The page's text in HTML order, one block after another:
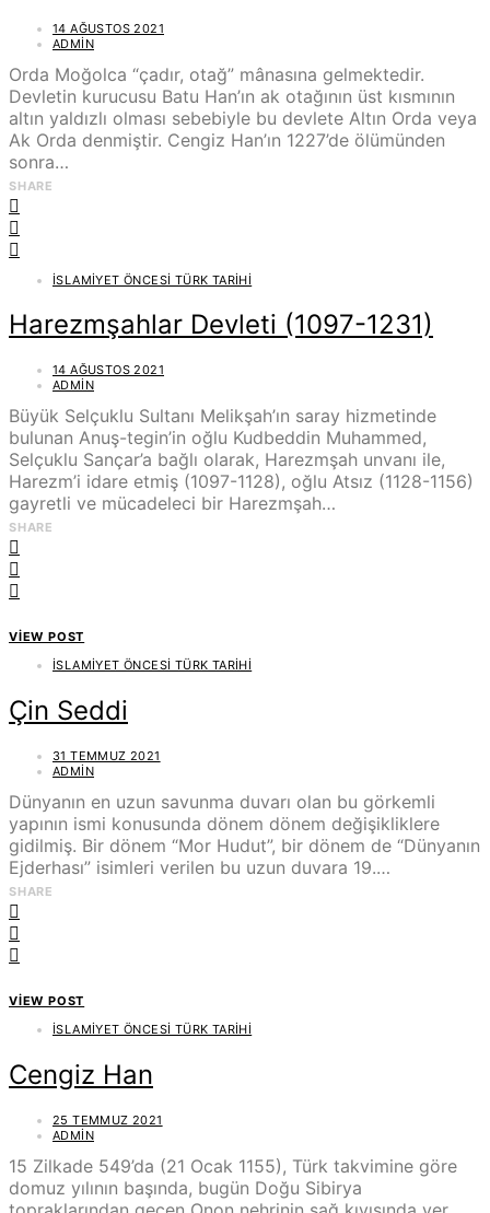
14 AĞUSTOS 2021
ADMIN
Orda Moğolca “çadır, otağ” mânasına gelmektedir.
Devletin kurucusu Batu Han’ın ak otağının üst kısmının
altın yaldızlı olması sebebiyle bu devlete Altın Orda veya
Ak Orda denmiştir. Cengiz Han’ın 1227’de ölümünden
sonra…
SHARE
İSLAMIYET ÖNCESI TÜRK TARIHI
Harezmşahlar Devleti (1097-1231)
14 AĞUSTOS 2021
ADMIN
Büyük Selçuklu Sultanı Melikşah’ın saray hizmetinde
bulunan Anuş-tegin’in oğlu Kudbeddin Muhammed,
Selçuklu Sançar’a bağlı olarak, Harezmşah unvanı ile,
Harezm’i idare etmiş (1097-1128), oğlu Atsız (1128-1156)
gayretli ve mücadeleci bir Harezmşah…
SHARE
VIEW POST
İSLAMIYET ÖNCESI TÜRK TARIHI
Çin Seddi
31 TEMMUZ 2021
ADMIN
Dünyanın en uzun savunma duvarı olan bu görkemli
yapının ismi konusunda dönem dönem değişikliklere
gidilmiş. Bir dönem “Mor Hudut”, bir dönem de “Dünyanın
Ejderhası” isimleri verilen bu uzun duvara 19.…
SHARE
VIEW POST
İSLAMIYET ÖNCESI TÜRK TARIHI
Cengiz Han
25 TEMMUZ 2021
ADMIN
15 Zilkade 549’da (21 Ocak 1155), Türk takvimine göre
domuz yılının başında, bugün Doğu Sibirya